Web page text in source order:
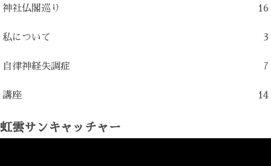
神社仏閣巡り 16
私について 3
自律神経失調症 7
講座 14
虹雲サンキャッチャー